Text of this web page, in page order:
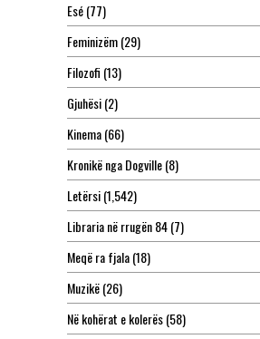
Esé(77)
Feminizëm(29)
Filozofi (13)
Gjuhësi(2)
Kinema(66)
Kronikë nga Dogville(8)
Letërsi(1,542)
Libraria në rrugën 84(7)
Meqë ra fjala(18)
Muzikë(26)
Në kohërat e kolerës(58)